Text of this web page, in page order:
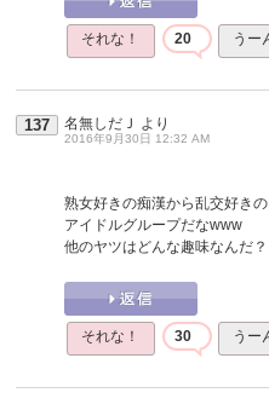
それな！ 20 うー
137 名無しだＪ より
2016年9月30日 12:32 AM
熟女好きの痴漢から乱交好き
アイドルグループだなwww
他のヤツはどんな趣味なんだ？
それな！ 30 うー